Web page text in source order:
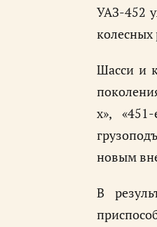
УАЗ-452
колесных
Шасси и
х»,
новым
В